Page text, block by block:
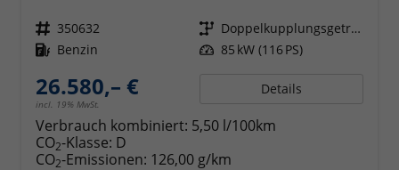
Fahrzeugnr. 350632 Getriebe
Doppelkupplungsgetriebe (DSG)
Kraftstoff Benzin Leistung 85 kW (116 PS)
26.580,– €
incl. 19% MwSt.
Details
Verbrauch kombiniert: 5,50 l/100km
CO2-Klasse: D
CO2-Emissionen: 126,00 g/km